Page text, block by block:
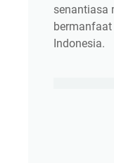
senantiasa
Indonesia.